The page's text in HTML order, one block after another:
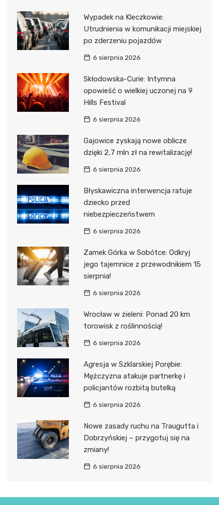
Wypadek na Kleczkowie:
Utrudnienia w komunikacji miejskiej
po zderzeniu pojazdów
6 sierpnia 2026
Skłodowska-Curie: Intymna
opowieść o wielkiej uczonej na 9
Hills Festival
6 sierpnia 2026
Gajowice zyskają nowe oblicze
dzięki 2,7 mln zł na rewitalizację!
6 sierpnia 2026
Błyskawiczna interwencja ratuje
dziecko przed
niebezpieczeństwem
6 sierpnia 2026
Zamek Górka w Sobótce: Odkryj
jego tajemnice z przewodnikiem 15
sierpnia!
6 sierpnia 2026
Wrocław w zieleni: Ponad 20 km
torowisk z roślinnością!
6 sierpnia 2026
Agresja w Szklarskiej Porębie:
Mężczyzna atakuje partnerkę i
policjantów rozbitą butelką
6 sierpnia 2026
Nowe zasady ruchu na Traugutta i
Dobrzyńskiej – przygotuj się na
zmiany!
6 sierpnia 2026